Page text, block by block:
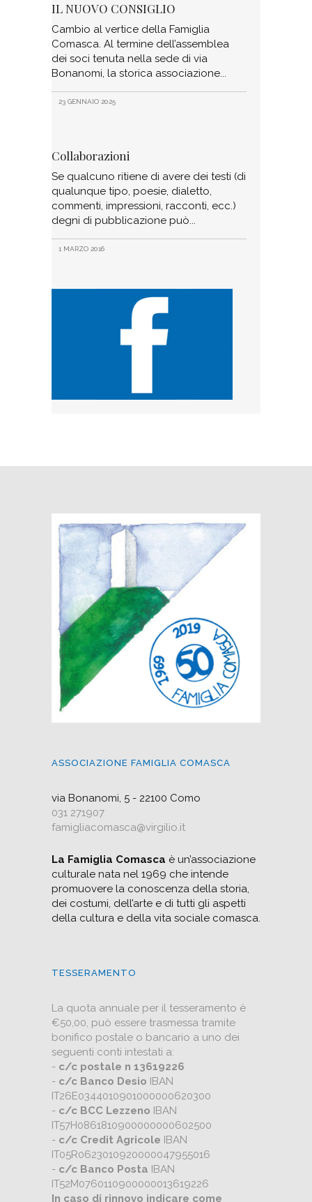
IL NUOVO CONSIGLIO
Cambio al vertice della Famiglia
Comasca. Al termine dell’assemblea
dei soci tenuta nella sede di via
Bonanomi, la storica associazione
23 GENNAIO 2025
Collaborazioni
Se qualcuno ritiene di avere dei testi (di
qualunque tipo, poesie, dialetto,
commenti, impressioni, racconti, ecc.)
degni di pubblicazione può
1 MARZO 2016
ASSOCIAZIONE FAMIGLIA COMASCA
via Bonanomi, 5 - 22100 Como
031 271907
famigliacomasca@virgilio.it
La Famiglia Comasca è un’associazione
culturale nata nel 1969 che intende
promuovere la conoscenza della storia,
dei costumi, dell’arte e di tutti gli aspetti
della cultura e della vita sociale comasca.
TESSERAMENTO
La quota annuale per il tesseramento è
€50,00, può essere trasmessa tramite
bonifico postale o bancario a uno dei
seguenti conti intestati a:
- c/c postale n 13619226
- c/c Banco Desio IBAN
IT26E0344010901000000620300
- c/c BCC Lezzeno IBAN
IT57H0861810900000000602500
- c/c Credit Agricole IBAN
IT05R0623010920000047955016
- c/c Banco Posta IBAN
IT52M0760110900000013619226
In caso di rinnovo indicare come